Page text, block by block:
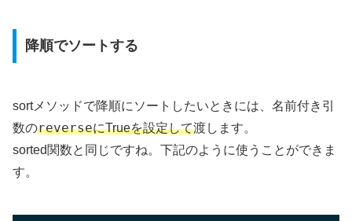
降順でソートする
sortメソッドで降順にソートしたいときには、名前付き引
数のreverseにTrueを設定して渡します。
sorted関数と同じですね。下記のように使うことができま
す。